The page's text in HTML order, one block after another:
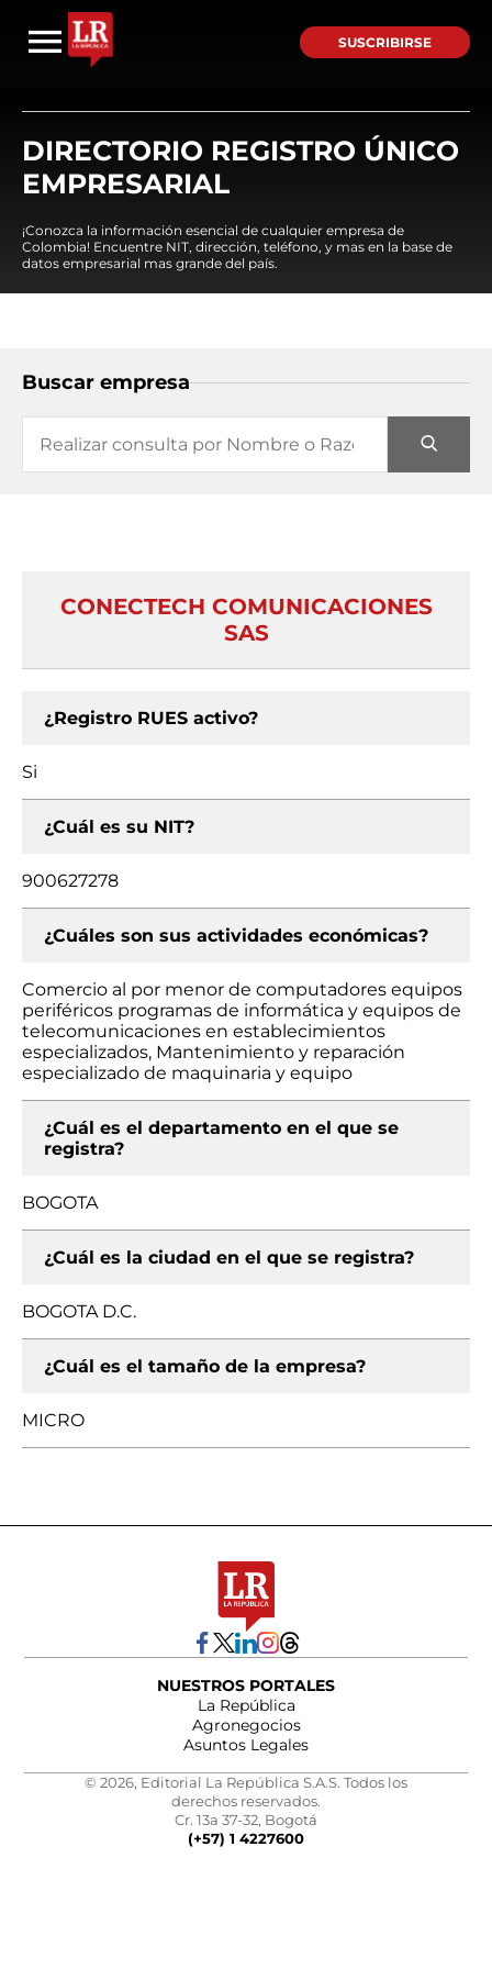
SUSCRIBIRSE
DIRECTORIO REGISTRO ÚNICO
EMPRESARIAL
¡Conozca la información esencial de cualquier empresa de
Colombia! Encuentre NIT, dirección, teléfono, y mas en la base de
datos empresarial mas grande del país.
Buscar empresa
CONECTECH COMUNICACIONES
SAS
¿Registro RUES activo?
Si
¿Cuál es su NIT?
900627278
¿Cuáles son sus actividades económicas?
Comercio al por menor de computadores equipos
periféricos programas de informática y equipos de
telecomunicaciones en establecimientos
especializados, Mantenimiento y reparación
especializado de maquinaria y equipo
¿Cuál es el departamento en el que se
registra?
BOGOTA
¿Cuál es la ciudad en el que se registra?
BOGOTA D.C.
¿Cuál es el tamaño de la empresa?
MICRO
NUESTROS PORTALES
La República
Agronegocios
Asuntos Legales
© 2026, Editorial La República S.A.S. Todos los
derechos reservados.
Cr. 13a 37-32, Bogotá
(+57) 1 4227600